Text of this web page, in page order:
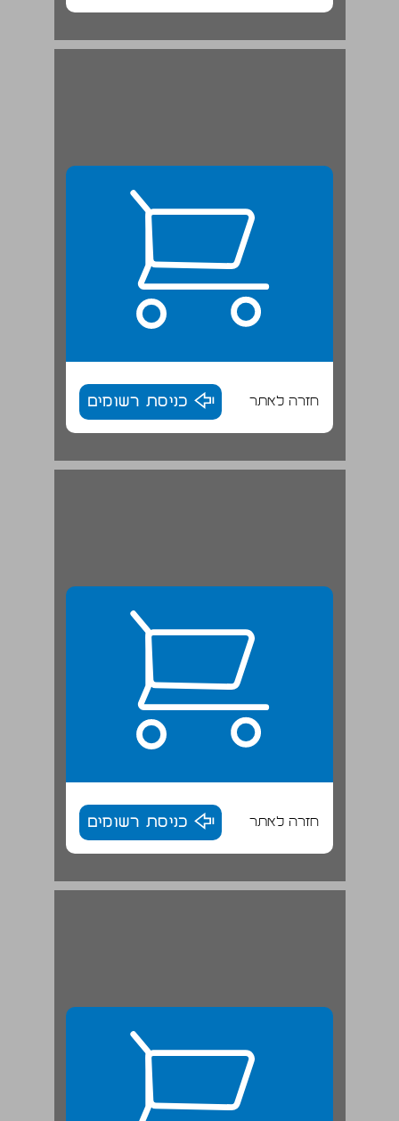
הדרשות ... 17
חזרה לאתר כניסת רשומים
חזרה לאתר כניסת רשומים
פרק א ... 19